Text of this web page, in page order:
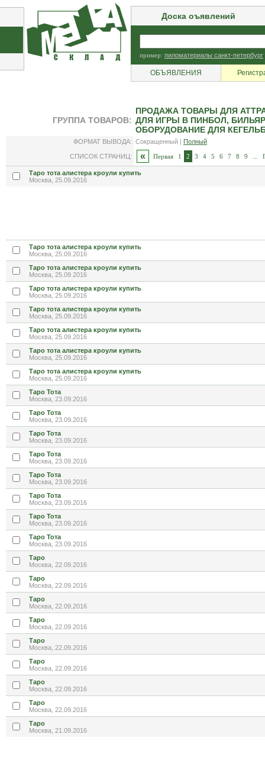
Доска оъявлений
пример: пиломатериалы санкт-петербург
ОБЪЯВЛЕНИЯ
ГРУППА ТОВАРОВ:
ПРОДАЖА ТОВАРЫ ДЛЯ
ДЛЯ ИГРЫ В ПИНБОЛ,
ОБОРУДОВАНИЕ ДЛЯ
ФОРМАТ ВЫВОДА: Сокращенный | Полный
СПИСОК СТРАНИЦ: « Первая 1 2 3 4 5 6 7 8 9
Таро тота алистера кроули купить
Москва, 25.09.2016
Таро тота алистера кроули купить
Москва, 25.09.2016
Таро тота алистера кроули купить
Москва, 25.09.2016
Таро тота алистера кроули купить
Москва, 25.09.2016
Таро тота алистера кроули купить
Москва, 25.09.2016
Таро тота алистера кроули купить
Москва, 25.09.2016
Таро тота алистера кроули купить
Москва, 25.09.2016
Таро тота алистера кроули купить
Москва, 25.09.2016
Таро Тота
Москва, 23.09.2016
Таро Тота
Москва, 23.09.2016
Таро Тота
Москва, 23.09.2016
Таро Тота
Москва, 23.09.2016
Таро Тота
Москва, 23.09.2016
Таро Тота
Москва, 23.09.2016
Таро Тота
Москва, 23.09.2016
Таро Тота
Москва, 23.09.2016
Таро
Москва, 22.09.2016
Таро
Москва, 22.09.2016
Таро
Москва, 22.09.2016
Таро
Москва, 22.09.2016
Таро
Москва, 22.09.2016
Таро
Москва, 22.09.2016
Таро
Москва, 22.09.2016
Таро
Москва, 22.09.2016
Таро
Москва, 21.09.2016